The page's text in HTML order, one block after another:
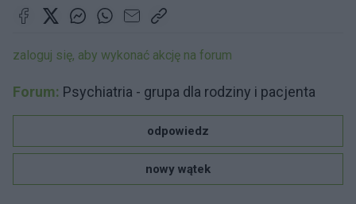
zaloguj się, aby wykonać akcję na forum
Forum: Psychiatria - grupa dla rodziny i pacjenta
odpowiedz
nowy wątek